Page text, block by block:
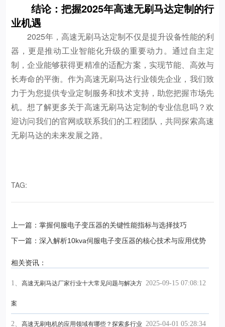
结论：把握2025年高速无刷马达定制的行
业机遇
2025年，高速无刷马达定制不仅是提升设备性能的利
器，更是推动工业智能化升级的重要动力。通过自主定
制，企业能够获得更精准的适配方案，实现节能、高效与
长寿命的平衡。作为高速无刷马达行业领先企业，我们致
力于为您提供专业定制服务和技术支持，助您把握市场先
机。想了解更多关于高速无刷马达定制的专业信息吗？欢
迎访问我们的官网或联系我们的工程团队，共同探索高速
无刷马达的未来发展之路。
TAG:
上一篇：掌握伺服电子变压器的关键性能指标与选择技巧
下一篇：深入解析10kva伺服电子变压器的核心技术与应用优势
相关资讯：
2025-09-15 07:08:12
1、 高速无刷马达厂家行业十大常见问题与解决方
案
2025-04-01 05:28:34
2、 高速无刷电机的应用领域有哪些？探索多行业